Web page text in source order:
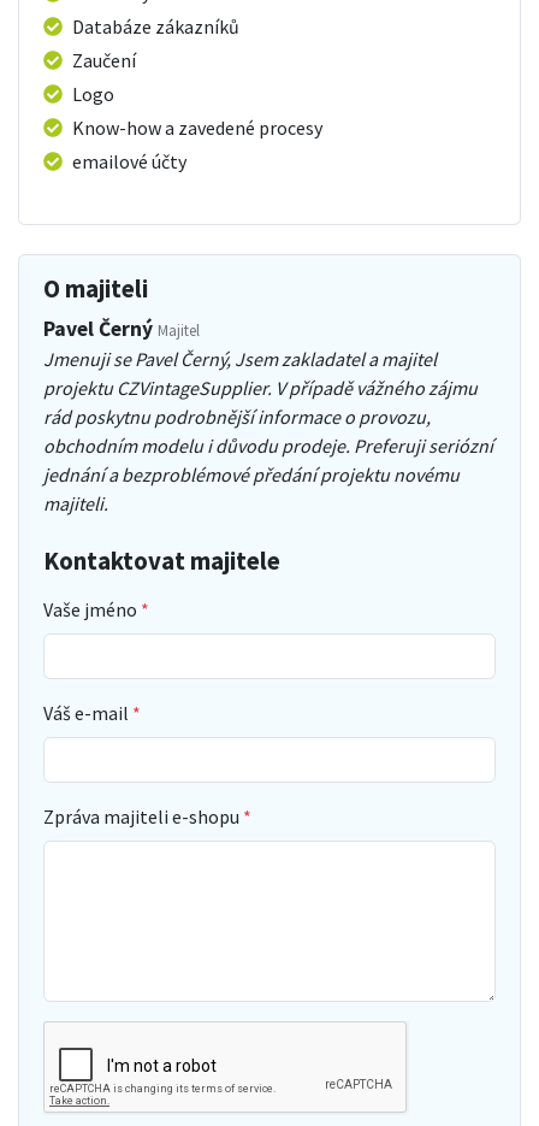
Databáze zákazníků
Zaučení
Logo
Know-how a zavedené procesy
emailové účty
O majiteli
Pavel Černý Majitel
Jmenuji se Pavel Černý, Jsem zakladatel a majitel
projektu CZVintageSupplier. V případě vážného zájmu
rád poskytnu podrobnější informace o provozu,
obchodním modelu i důvodu prodeje. Preferuji seriózní
jednání a bezproblémové předání projektu novému
majiteli.
Kontaktovat majitele
Vaše jméno
Váš e-mail
Zpráva majiteli e-shopu